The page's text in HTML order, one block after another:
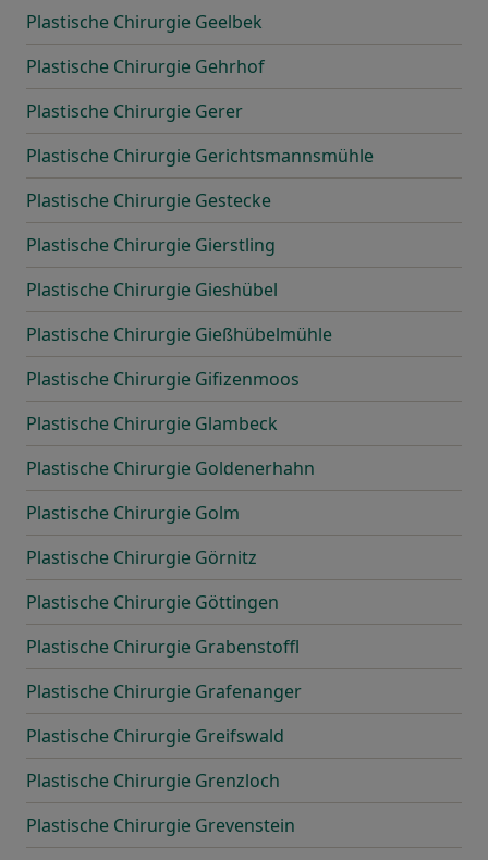
Plastische Chirurgie Geelbek
Plastische Chirurgie Gehrhof
Plastische Chirurgie Gerer
Plastische Chirurgie Gerichtsmannsmühle
Plastische Chirurgie Gestecke
Plastische Chirurgie Gierstling
Plastische Chirurgie Gieshübel
Plastische Chirurgie Gießhübelmühle
Plastische Chirurgie Gifizenmoos
Plastische Chirurgie Glambeck
Plastische Chirurgie Goldenerhahn
Plastische Chirurgie Golm
Plastische Chirurgie Görnitz
Plastische Chirurgie Göttingen
Plastische Chirurgie Grabenstoffl
Plastische Chirurgie Grafenanger
Plastische Chirurgie Greifswald
Plastische Chirurgie Grenzloch
Plastische Chirurgie Grevenstein